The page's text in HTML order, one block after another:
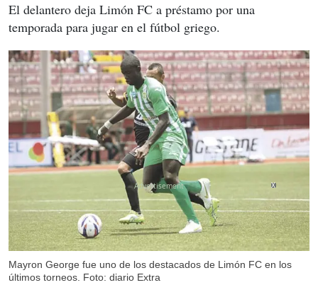
El delantero deja Limón FC a préstamo por una
temporada para jugar en el fútbol griego.
Mayron George fue uno de los destacados de Limón FC en los
últimos torneos. Foto: diario Extra
X